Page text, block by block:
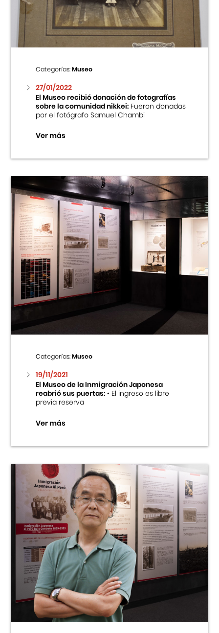
Centro Cultural Peruano Japonés
Museo de la Inmigración Japonesa
Fondo Editorial
Teatro Peruano Japonés
Categorías:Museo
27/01/2022
El Museo recibió donación de fotografías
sobre la comunidad nikkei:Fueron donadas
por el fotógrafo Samuel Chambi
Ver más
Categorías:Museo
19/11/2021
El Museo de la Inmigración Japonesa
reabrió sus puertas:• El ingreso es libre
previa reserva
Ver más